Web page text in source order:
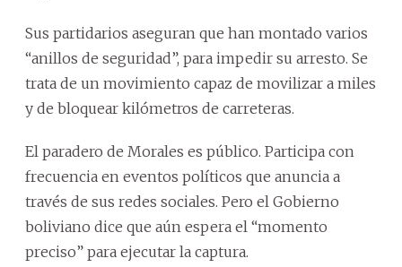
Sus partidarios aseguran que han montado varios
“anillos de seguridad”, para impedir su arresto. Se
trata de un movimiento capaz de movilizar a miles
y de bloquear kilómetros de carreteras.
El paradero de Morales es público. Participa con
frecuencia en eventos políticos que anuncia a
través de sus redes sociales. Pero el Gobierno
boliviano dice que aún espera el “momento
preciso” para ejecutar la captura.